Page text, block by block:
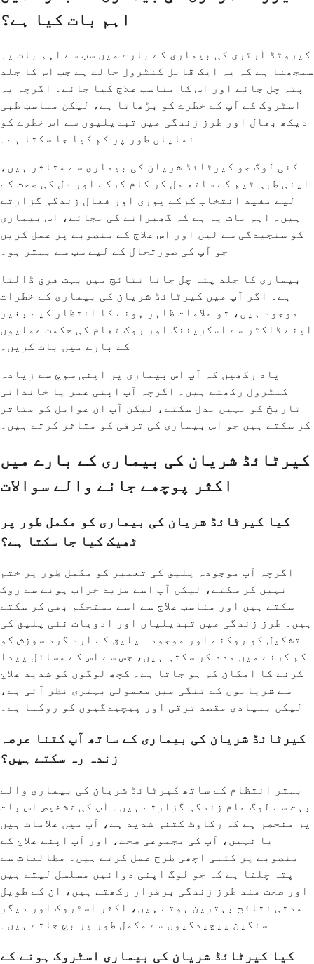
اہم بات کیا ہے؟
کیروٹڈ آرٹری کی بیماری کے بارے میں سب سے اہم بات یہ
سمجھنا ہے کہ یہ ایک قابل کنٹرول حالت ہے جب اس کا جلد
پتہ چل جائے اور اس کا مناسب علاج کیا جائے۔ اگرچہ یہ
اسٹروک کے آپ کے خطرے کو بڑھاتا ہے، لیکن مناسب طبی
دیکھ بھال اور طرز زندگی میں تبدیلیوں سے اس خطرے کو
نمایاں طور پر کم کیا جا سکتا ہے۔
کئی لوگ جو کیرٹائڈ شریان کی بیماری سے متاثر ہیں،
اپنی طبی ٹیم کے ساتھ مل کر کام کرکے اور دل کی صحت کے
لیے مفید انتخاب کرکے پوری اور فعال زندگی گزارتے
ہیں۔ اہم بات یہ ہے کہ گھبرانے کی بجائے، اس بیماری
کو سنجیدگی سے لیں اور اس علاج کے منصوبے پر عمل کریں
جو آپ کی صورتحال کے لیے سب سے بہتر ہو۔
بیماری کا جلد پتہ چل جانا نتائج میں بہت فرق ڈالتا
ہے۔ اگر آپ میں کیرٹائڈ شریان کی بیماری کے خطرات
موجود ہیں، تو علامات ظاہر ہونے کا انتظار کیے بغیر
اپنے ڈاکٹر سے اسکریننگ اور روک تھام کی حکمت عملیوں
کے بارے میں بات کریں۔
یاد رکھیں کہ آپ اس بیماری پر اپنی سوچ سے زیادہ
کنٹرول رکھتے ہیں۔ اگرچہ آپ اپنی عمر یا خاندانی
تاریخ کو نہیں بدل سکتے، لیکن آپ ان عوامل کو متاثر
کر سکتے ہیں جو اس بیماری کی ترقی کو متاثر کرتے ہیں۔
کیرٹائڈ شریان کی بیماری کے بارے میں
اکثر پوچھے جانے والے سوالات
کیا کیرٹائڈ شریان کی بیماری کو مکمل طور پر
ٹھیک کیا جا سکتا ہے؟
اگرچہ آپ موجودہ پلیق کی تعمیر کو مکمل طور پر ختم
نہیں کر سکتے، لیکن آپ اسے مزید خراب ہونے سے روک
سکتے ہیں اور مناسب علاج سے اسے مستحکم بھی کر سکتے
ہیں۔ طرز زندگی میں تبدیلیاں اور ادویات نئی پلیق کی
تشکیل کو روکنے اور موجودہ پلیق کے ارد گرد سوزش کو
کم کرنے میں مدد کر سکتی ہیں، جس سے اس کے مسائل پیدا
کرنے کا امکان کم ہو جاتا ہے۔ کچھ لوگوں کو شدید علاج
سے شریانوں کے تنگی میں معمولی بہتری نظر آتی ہے،
لیکن بنیادی مقصد ترقی اور پیچیدگیوں کو روکنا ہے۔
کیرٹائڈ شریان کی بیماری کے ساتھ آپ کتنا عرصہ
زندہ رہ سکتے ہیں؟
بہتر انتظام کے ساتھ کیرٹائڈ شریان کی بیماری والے
بہت سے لوگ عام زندگی گزارتے ہیں۔ آپ کی تشخیص اس بات
پر منحصر ہے کہ رکاوٹ کتنی شدید ہے، آپ میں علامات ہیں
یا نہیں، آپ کی مجموعی صحت، اور آپ اپنے علاج کے
منصوبے پر کتنی اچھی طرح عمل کرتے ہیں۔ مطالعات سے
پتہ چلتا ہے کہ جو لوگ اپنی دوائیں مسلسل لیتے ہیں
اور صحت مند طرز زندگی برقرار رکھتے ہیں، ان کے طویل
مدتی نتائج بہترین ہوتے ہیں، اکثر اسٹروک اور دیگر
سنگین پیچیدگیوں سے مکمل طور پر بچ جاتے ہیں۔
کیا کیرٹائڈ شریان کی بیماری اسٹروک ہونے کے